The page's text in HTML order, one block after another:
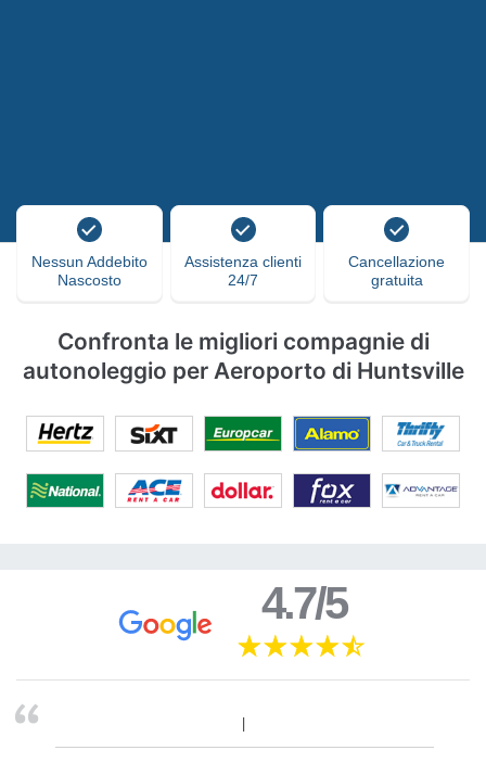
Nessun Addebito
Nascosto
Assistenza clienti
24/7
Cancellazione
gratuita
Confronta le migliori compagnie di
autonoleggio per Aeroporto di Huntsville
4.7/5